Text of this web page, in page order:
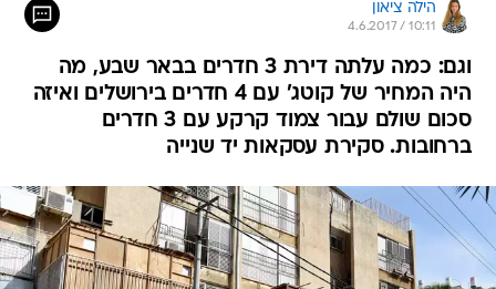
הילה ציאון
4.6.2017 / 10:11
וגם: כמה עלתה דירת 3 חדרים בבאר שבע, מה
היה המחיר של קוטג' עם 4 חדרים בירושלים ואיזה
סכום שולם עבור צמוד קרקע עם 3 חדרים
ברחובות. סקירת עסקאות יד שנייה